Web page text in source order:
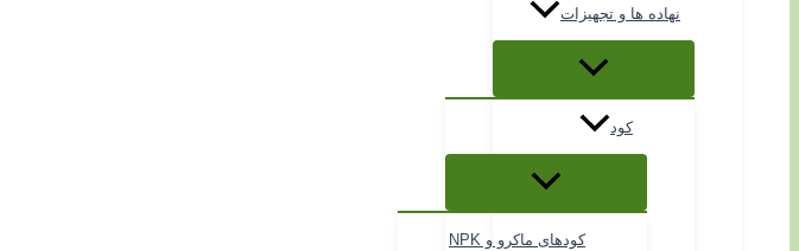
نهاده ها و تجهیزات
کود
کودهای ماکرو و NPK